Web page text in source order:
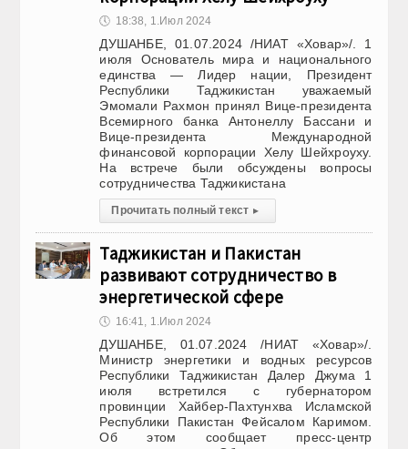
🕔 18:38, 1.Июл 2024
ДУШАНБЕ, 01.07.2024 /НИАТ «Ховар»/. 1
июля Основатель мира и национального
единства — Лидер нации, Президент
Республики Таджикистан уважаемый
Эмомали Рахмон принял Вице-президента
Всемирного банка Антонеллу Бассани и
Вице-президента Международной
финансовой корпорации Хелу Шейхроуху.
На встрече были обсуждены вопросы
сотрудничества Таджикистана
Прочитать полный текст ▸
Таджикистан и Пакистан
развивают сотрудничество в
энергетической сфере
🕔 16:41, 1.Июл 2024
ДУШАНБЕ, 01.07.2024 /НИАТ «Ховар»/.
Министр энергетики и водных ресурсов
Республики Таджикистан Далер Джума 1
июля встретился с губернатором
провинции Хайбер-Пахтунхва Исламской
Республики Пакистан Фейсалом Каримом.
Об этом сообщает пресс-центр